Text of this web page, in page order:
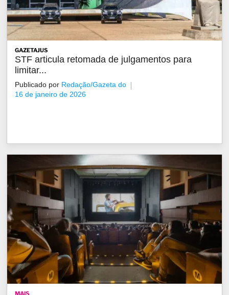
GAZETAJUS
STF articula retomada de julgamentos para
limitar...
Publicado por Redação/Gazeta do
16 de janeiro de 2026
MAIS